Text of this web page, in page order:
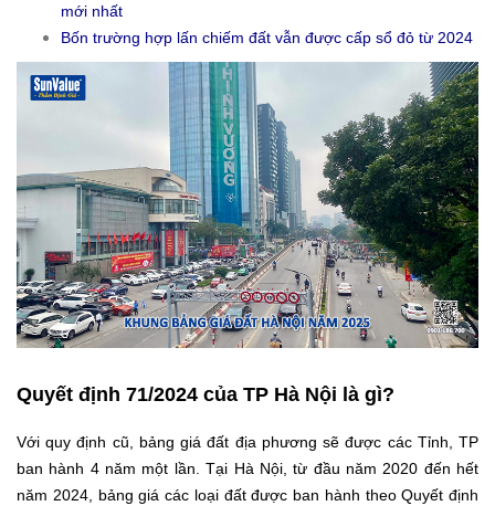
mới nhất
Bốn trường hợp lấn chiếm đất vẫn được cấp sổ đỏ từ 2024
Quyết định 71/2024 của TP Hà Nội là gì?
Với quy định cũ, bảng giá đất địa phương sẽ được các Tỉnh, TP
ban hành 4 năm một lần. Tại Hà Nội, từ đầu năm 2020 đến hết
năm 2024, bảng giá các loại đất được ban hành theo Quyết định